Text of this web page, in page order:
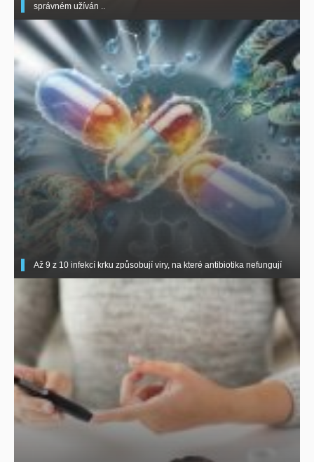
správném užíván ..
Až 9 z 10 infekcí krku způsobují viry, na které antibiotika nefungují